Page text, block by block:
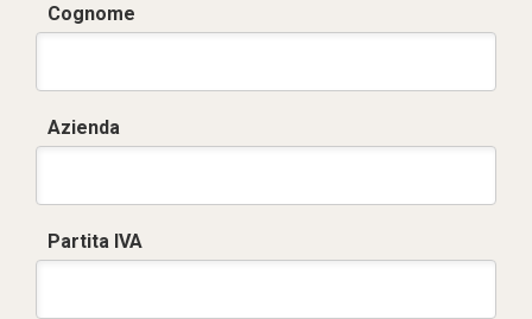
Cognome
Azienda
Partita IVA